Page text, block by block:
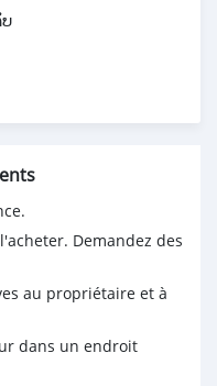
Demandez des
au propriétaire et à
dans un endroit